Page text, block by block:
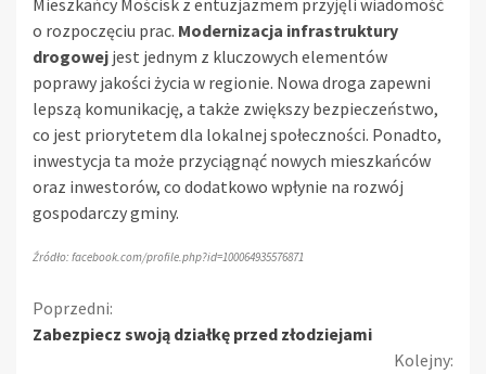
Mieszkańcy Mościsk z entuzjazmem przyjęli wiadomość
o rozpoczęciu prac. Modernizacja infrastruktury
drogowej jest jednym z kluczowych elementów
poprawy jakości życia w regionie. Nowa droga zapewni
lepszą komunikację, a także zwiększy bezpieczeństwo,
co jest priorytetem dla lokalnej społeczności. Ponadto,
inwestycja ta może przyciągnąć nowych mieszkańców
oraz inwestorów, co dodatkowo wpłynie na rozwój
gospodarczy gminy.
Źródło: facebook.com/profile.php?id=100064935576871
Kontynuuj
czytanie
Poprzedni:
Zabezpiecz swoją działkę przed złodziejami
Kolejny: